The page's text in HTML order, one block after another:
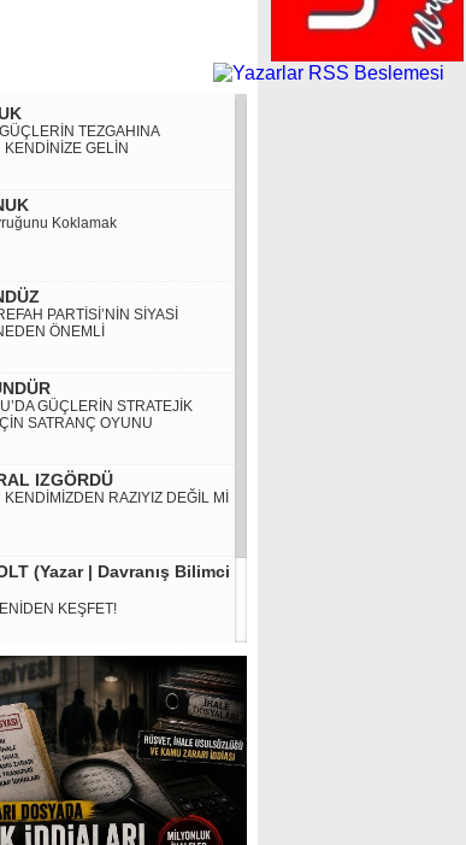
Şanlıurfa
TEZGAHINA
GELİN
Koklamak
PARTİSİ’NİN SİYASİ
ÖNEMLİ
GÜÇLERİN STRATEJİK
SATRANÇ OYUNU
IZGÖRDÜ
KENDİMİZDEN RAZIYIZ DEĞİL Mİ
(Yazar | Davranış Bilimci
KEŞFET!
KARŞI DEVLET DESTEĞİ